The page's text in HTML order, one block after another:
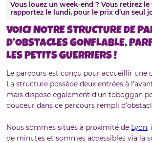
Vous louez un week-end ? Vous retirez
rapportez le lundi, pour le prix d’un seul
VOICI NOTRE STRUCTURE DE
D’OBSTACLES GONFLABLE,
LES PETITS GUERRIERS !
Le parcours est conçu pour accueillir une
La structure possède deux entrées à
mais dispose également d’un toboggan
douceur dans ce parcours rempli
Nous sommes situés à proximité de Lyon,
de minutes et sommes accessibles via la